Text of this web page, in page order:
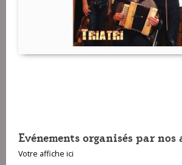
Evénements organisés par nos
Votre affiche ici